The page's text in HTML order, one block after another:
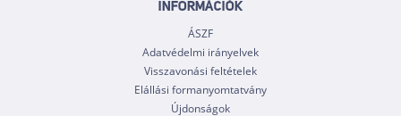
INFORMÁCIÓK
ÁSZF
Adatvédelmi irányelvek
Visszavonási feltételek
Elállási formanyomtatvány
Újdonságok